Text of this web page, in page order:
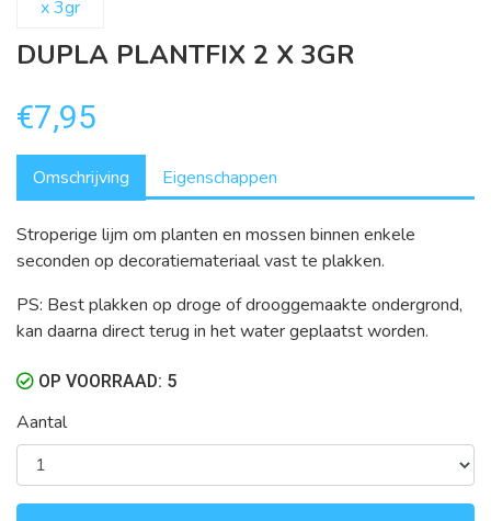
DUPLA PLANTFIX 2 X 3GR
€7,95
Omschrijving Eigenschappen
Stroperige lijm om planten en mossen binnen enkele
seconden op decoratiemateriaal vast te plakken.
PS: Best plakken op droge of drooggemaakte ondergrond,
kan daarna direct terug in het water geplaatst worden.
OP VOORRAAD: 5
Aantal